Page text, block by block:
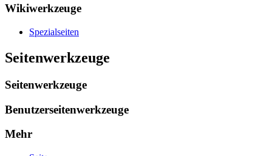
Wikiwerkzeuge
Spezialseiten
Seitenwerkzeuge
Seitenwerkzeuge
Benutzerseitenwerkzeuge
Mehr